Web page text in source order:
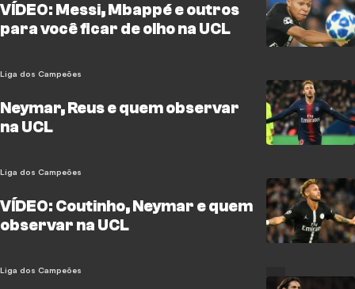
VÍDEO: Messi, Mbappé e outros
para você ficar de olho na UCL
Liga dos Campeões
Neymar, Reus e quem observar
na UCL
Liga dos Campeões
VÍDEO: Coutinho, Neymar e quem
observar na UCL
Liga dos Campeões